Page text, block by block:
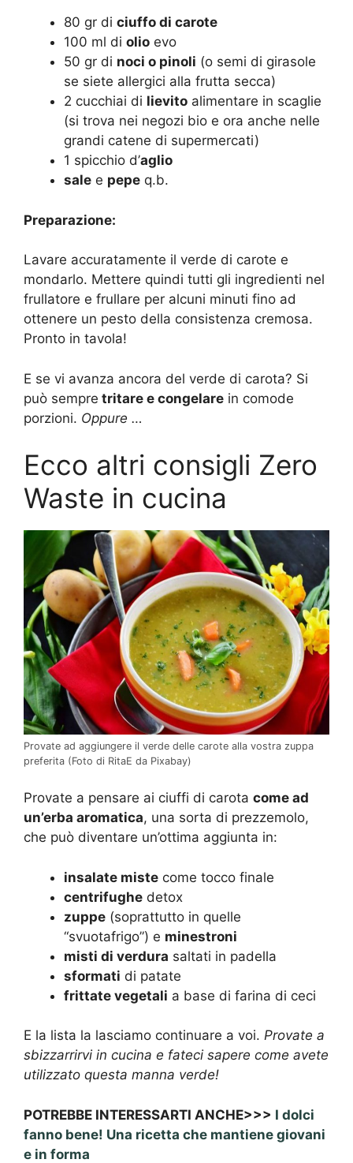
80 gr di ciuffo di carote
100 ml di olio evo
50 gr di noci o pinoli (o semi di girasole
se siete allergici alla frutta secca)
2 cucchiai di lievito alimentare in scaglie
(si trova nei negozi bio e ora anche nelle
grandi catene di supermercati)
1 spicchio d’aglio
sale e pepe q.b.
Preparazione:
Lavare accuratamente il verde di carote e
mondarlo. Mettere quindi tutti gli ingredienti nel
frullatore e frullare per alcuni minuti fino ad
ottenere un pesto della consistenza cremosa.
Pronto in tavola!
E se vi avanza ancora del verde di carota? Si
può sempre tritare e congelare in comode
porzioni. Oppure …
Ecco altri consigli Zero
Waste in cucina
Provate ad aggiungere il verde delle carote alla vostra zuppa
preferita (Foto di RitaE da Pixabay)
Provate a pensare ai ciuffi di carota come ad
un’erba aromatica, una sorta di prezzemolo,
che può diventare un’ottima aggiunta in:
insalate miste come tocco finale
centrifughe detox
zuppe (soprattutto in quelle
“svuotafrigo”) e minestroni
misti di verdura saltati in padella
sformati di patate
frittate vegetali a base di farina di ceci
E la lista la lasciamo continuare a voi. Provate a
sbizzarrirvi in cucina e fateci sapere come avete
utilizzato questa manna verde!
POTREBBE INTERESSARTI ANCHE>>> I dolci
fanno bene! Una ricetta che mantiene giovani
e in forma